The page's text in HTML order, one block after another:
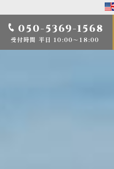
050-5369-1568
受付時間 平日 10:00～18:00